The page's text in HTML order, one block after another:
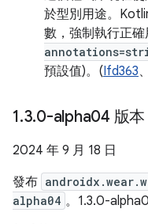
於型別用途。
數，強制執行正確
預設值)。(Ifd363、
1.3.0-alpha04 版本
2024 年 9 月 18 日
發布
alpha04 。1.3.0-